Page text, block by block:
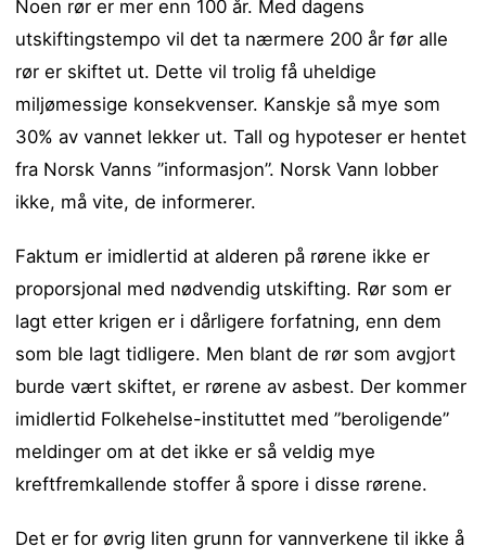
Noen rør er mer enn 100 år. Med dagens
utskiftingstempo vil det ta nærmere 200 år før alle
rør er skiftet ut. Dette vil trolig få uheldige
miljømessige konsekvenser. Kanskje så mye som
30% av vannet lekker ut. Tall og hypoteser er hentet
fra Norsk Vanns ”informasjon”. Norsk Vann lobber
ikke, må vite, de informerer.
Faktum er imidlertid at alderen på rørene ikke er
proporsjonal med nødvendig utskifting. Rør som er
lagt etter krigen er i dårligere forfatning, enn dem
som ble lagt tidligere. Men blant de rør som avgjort
burde vært skiftet, er rørene av asbest. Der kommer
imidlertid Folkehelse-instituttet med ”beroligende”
meldinger om at det ikke er så veldig mye
kreftfremkallende stoffer å spore i disse rørene.
Det er for øvrig liten grunn for vannverkene til ikke å